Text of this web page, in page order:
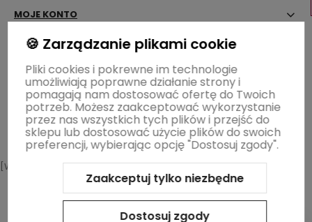
MOJE KONTO
PŁATNOŚCI I DOSTAWA
INFORMACJE
OGRÓD ŁOBZÓW
[WIDGET-WZ]
Sklep internetowy Shoper.pl
Szablon Shoper Modern 3.0™
GrowCommerce
🍪 Zarządzanie plikami cookie
Pliki cookies i pokrewne im technologie
umożliwiają poprawne działanie strony i
pomagają nam dostosować ofertę do Twoich
potrzeb. Możesz zaakceptować wykorzystanie
przez nas wszystkich tych plików i przejść do
sklepu lub dostosować użycie plików do swoich
preferencji, wybierając opcję "Dostosuj zgody".
Zaakceptuj tylko niezbędne
Dostosuj zgody